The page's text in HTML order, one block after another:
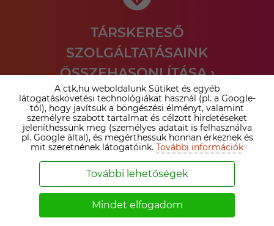
TÁRSKERESŐ
SZOLGÁLTATÁSAINK
ÖSSZEHASONLÍTÁSA ›
Nézd meg az irodai prémium tagság és az online
társkereső tagságok közötti különbséget. Válaszd ki a
számodra legelőnyösebb megoldást!
Bővebben ›
SZEMÉLYESEN IS SEGÍTÜNK A
A ctk.hu weboldalunk Sütiket és egyéb
látogatáskövetési technológiákat használ (pl. a Google-
tól), hogy javítsuk a böngészési élményt, valamint
személyre szabott tartalmat és célzott hirdetéseket
jeleníthessünk meg (személyes adatait is felhasználva
pl. Google által), és megérthessük honnan érkeznek és
mit szeretnének látogatóink. További információk
További lehetőségek
Mindet elfogadom